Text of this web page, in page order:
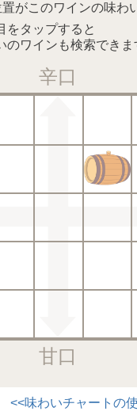
がこのワインの味わ
をタップすると
のワインも検索できま
辛口
甘口
<<味わいチャートの